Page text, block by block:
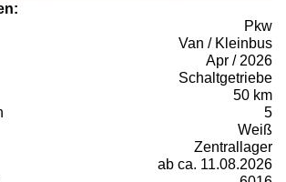
Pkw
Van / Kleinbus
Apr / 2026
Schaltgetriebe
50 km
5
Weiß
Zentrallager
ab ca. 11.08.2026